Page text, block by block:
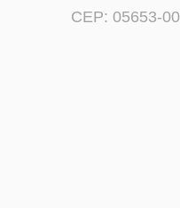
CEP: 05653-